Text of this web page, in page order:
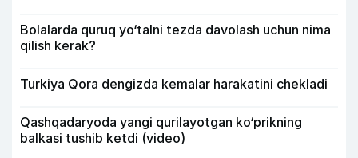
Bolalarda quruq yo‘talni tezda davolash uchun nima
qilish kerak?
Turkiya Qora dengizda kemalar harakatini chekladi
Qashqadaryoda yangi qurilayotgan ko‘prikning
balkasi tushib ketdi (video)